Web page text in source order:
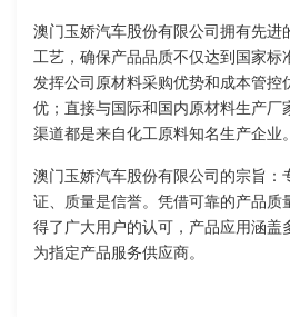
澳门玉娇汽车股份有限公司拥有先进
工艺，确保产品品质不仅达到国家标
发挥公司原材料采购优势和成本管控
优；直接与国际和国内原材料生产厂
渠道都是来自化工原料知名生产企业。
澳门玉娇汽车股份有限公司的宗旨：
证、质量是信誉。凭借可靠的产品质
得了广大用户的认可，产品应用涵盖
为指定产品服务供应商。